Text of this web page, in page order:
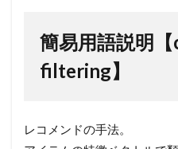
filtering】
2
filtering
簡易用語説明
filtering】
レコメンドの手法。